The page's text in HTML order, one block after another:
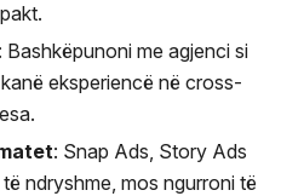
: Bashkëpunoni me agjenci si
eksperiencë në cross-
: Snap Ads, Story Ads
ndryshme, mos ngurroni të